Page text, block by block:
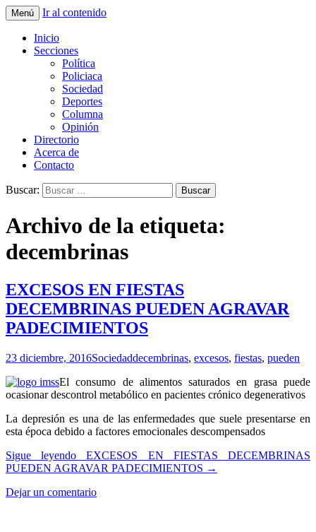
La Yunta de Tepic
Menú Ir al contenido
Inicio
Secciones
Política
Policiaca
Sociedad
Deportes
Columna
Opinión
Directorio
Acerca de
Contacto
Buscar:
Archivo de la etiqueta:
decembrinas
EXCESOS EN FIESTAS
DECEMBRINAS PUEDEN AGRAVAR
PADECIMIENTOS
23 diciembre, 2016Sociedaddecembrinas, excesos, fiestas, pueden
El consumo de alimentos saturados en grasa puede
ocasionar descontrol metabólico en pacientes crónico degenerativos
La depresión es una de las enfermedades que suele presentarse en
esta época debido a factores emocionales descompensados
Sigue leyendoEXCESOS EN FIESTAS DECEMBRINAS
PUEDEN AGRAVAR PADECIMIENTOS →
Dejar un comentario